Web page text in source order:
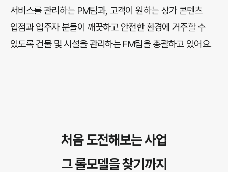
서비스를 관리하는 PM팀과, 고객이 원하는 상가 콘텐츠
입점과 입주자 분들이 깨끗하고 안전한 환경에 거주할 수
있도록 건물 및 시설을 관리하는 FM팀을 총괄하고 있어요.
처음 도전해보는 사업
그 롤모델을 찾기까지